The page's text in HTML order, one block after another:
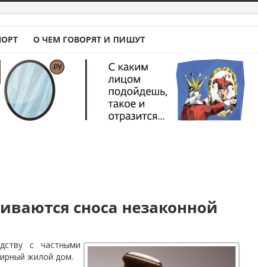
О ЧЕМ ГОВОРЯТ И ПИШУТ
сноса незаконной
с частными
жилой дом.